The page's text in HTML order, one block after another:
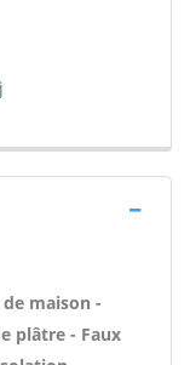
maison -
plâtre - Faux